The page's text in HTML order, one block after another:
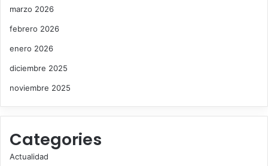
marzo 2026
febrero 2026
enero 2026
diciembre 2025
noviembre 2025
Categories
Actualidad